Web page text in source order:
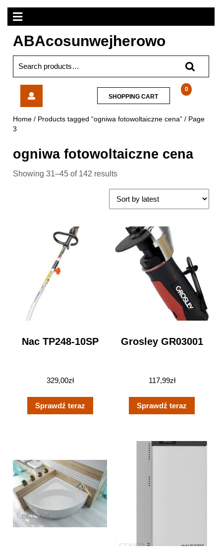
Skip
content
Open
Menu
ABAcosunwejherowo
for:
0
SHOPPING CARTSHOPPING
CART
Home / Products tagged “ogniwa fotowoltaiczne cena” / Page
3
ogniwa fotowoltaiczne cena
Showing 31–45 of 142 results
Nac TP248-10SP
329,00zł
Sprawdź teraz
Grosley GR03001
117,99zł
Sprawdź teraz